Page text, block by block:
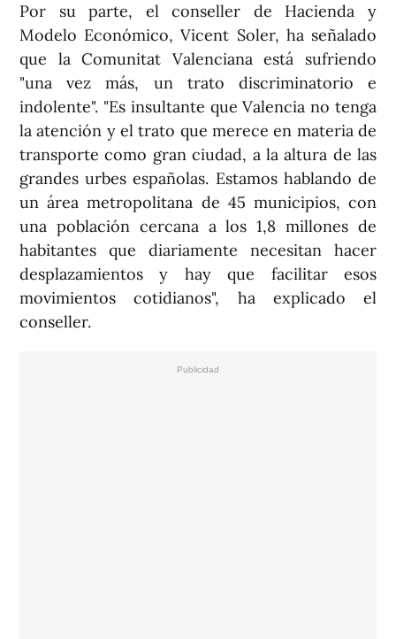
Por su parte, el conseller de Hacienda y
Modelo Económico, Vicent Soler, ha señalado
que la Comunitat Valenciana está sufriendo
"una vez más, un trato discriminatorio e
indolente". "Es insultante que Valencia no tenga
la atención y el trato que merece en materia de
transporte como gran ciudad, a la altura de las
grandes urbes españolas. Estamos hablando de
un área metropolitana de 45 municipios, con
una población cercana a los 1,8 millones de
habitantes que diariamente necesitan hacer
desplazamientos y hay que facilitar esos
movimientos cotidianos", ha explicado el
conseller.